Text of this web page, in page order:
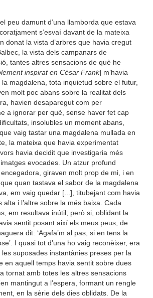
peu damunt d’una llamborda que estava
s’esvaí davant de la mateixa
donat la vista d’arbres que havia cregut
la vista dels campanars de
tantes altres sensacions de què he
inspirat en César Frank] m’havia
magdalena, tota inquietud sobre el futur,
molt poc abans sobre la realitat dels
havien desaparegut com per
a ignorar per què, sense haver fet cap
insolubles un moment abans,
vaig tastar una magdalena mullada en
la mateixa que havia experimentat
havia decidit que investigaria més
evocades. Un atzur profund
giraven molt prop de mi, i en
quan tastava el sabor de la magdalena
em vaig quedar [...], titubejant com havia
i l’altre sobre la més baixa. Cada
em resultava inútil; però si, oblidant la
sentit posant així els meus peus, de
dit: ‘Agafa’m al pas, si en tens la
I quasi tot d’una ho vaig reconèixer, era
suposades instantànies preses per la
en aquell temps havia sentit sobre dues
tornat amb totes les altres sensacions
mantingut a l’espera, formant un rengle
en la sèrie dels dies oblidats. De la